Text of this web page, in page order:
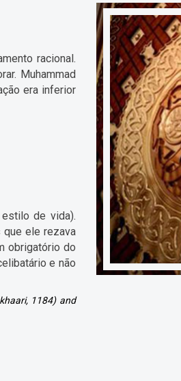
racional.
Muhammad
era inferior
de vida).
que ele rezava
obrigatório do
e não
1184) and